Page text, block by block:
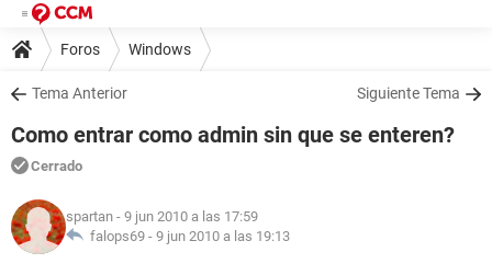
Foros Windows
Tema Anterior Siguiente Tema
Como entrar como admin sin que se enteren?
Cerrado
spartan - 9 jun 2010 a las 17:59
falops69 - 9 jun 2010 a las 19:13